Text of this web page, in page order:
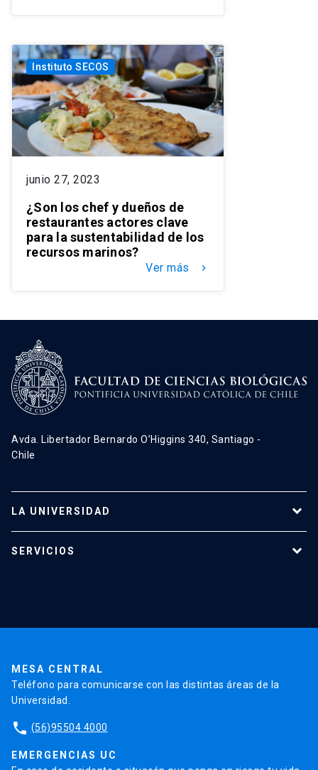
Instituto SECOS
junio 27, 2023
¿Son los chef y dueños de
restaurantes actores clave
para la sustentabilidad de los
recursos marinos?
Ver más keyboard_arrow_right
Avda. Libertador Bernardo O’Higgins 340, Santiago -
Chile
LA UNIVERSIDAD
SERVICIOS
MESA CENTRAL
Teléfono para comunicarse con las distintas áreas de la
Universidad.
phone (56)95504 4000
EMERGENCIAS UC